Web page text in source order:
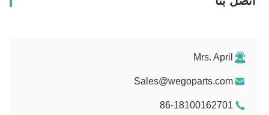
Mrs. April
Sales@wegoparts.com
86-18100162701